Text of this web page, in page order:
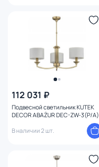
112 031 ₽
Подвесной светильник KUTEK
DECOR ABAŻUR DEC-ZW-3(P/A)
В наличии 2 шт.